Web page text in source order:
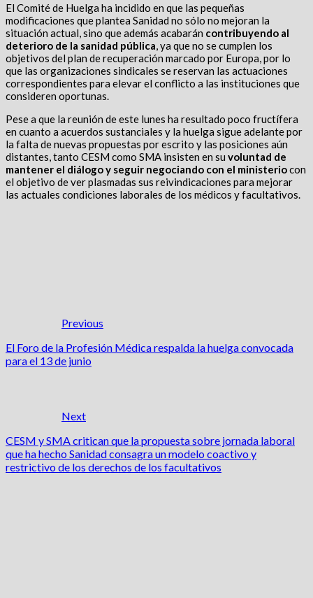
El Comité de Huelga ha incidido en que las pequeñas
modificaciones que plantea Sanidad no sólo no mejoran la
situación actual, sino que además acabarán contribuyendo al
deterioro de la sanidad pública, ya que no se cumplen los
objetivos del plan de recuperación marcado por Europa, por lo
que las organizaciones sindicales se reservan las actuaciones
correspondientes para elevar el conflicto a las instituciones que
consideren oportunas.
Pese a que la reunión de este lunes ha resultado poco fructífera
en cuanto a acuerdos sustanciales y la huelga sigue adelante por
la falta de nuevas propuestas por escrito y las posiciones aún
distantes, tanto CESM como SMA insisten en su voluntad de
mantener el diálogo y seguir negociando con el ministeriocon
el objetivo de ver plasmadas sus reivindicaciones para mejorar
las actuales condiciones laborales de los médicos y facultativos.
Previous
El Foro de la Profesión Médica respalda la huelga convocada
para el 13 de junio
Next
CESM y SMA critican que la propuesta sobre jornada laboral
que ha hecho Sanidad consagra un modelo coactivo y
restrictivo de los derechos de los facultativos